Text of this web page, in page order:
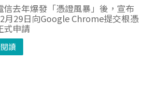
信去年爆發「憑證風暴」後，宣布
月29日向Google Chrome提交根憑
式申請
讀